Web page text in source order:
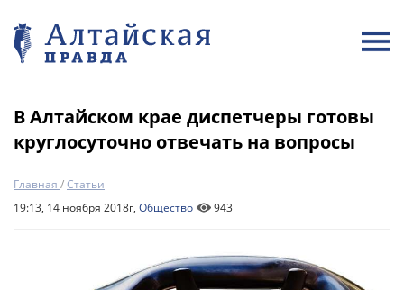
В Алтайском крае диспетчеры готовы
круглосуточно отвечать на вопросы
Главная /Статьи
19:13, 14 ноября 2018г, Общество 943